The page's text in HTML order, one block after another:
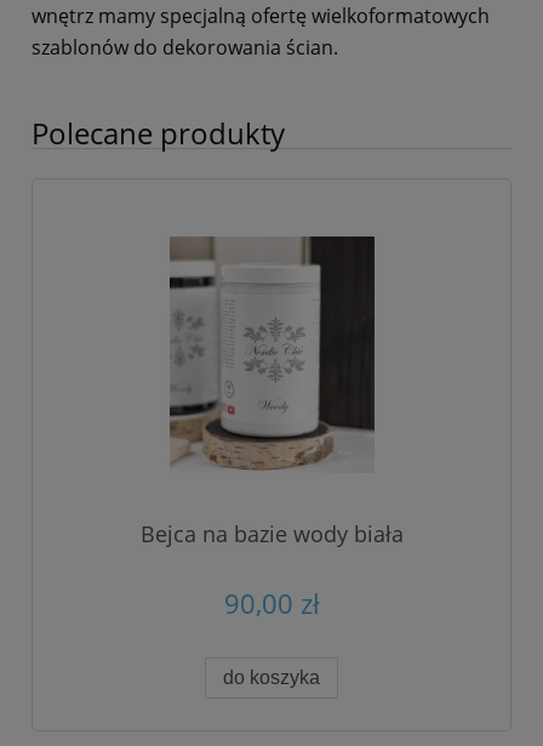
wnętrz mamy specjalną ofertę wielkoformatowych
szablonów do dekorowania ścian.
Polecane produkty
Bejca na bazie wody biała
90,00 zł
do koszyka